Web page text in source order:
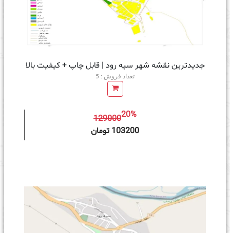
جدیدترین نقشه شهر سیه رود | قابل چاپ + کیفیت بالا
تعداد فروش : 5
12900020%
103200 تومان